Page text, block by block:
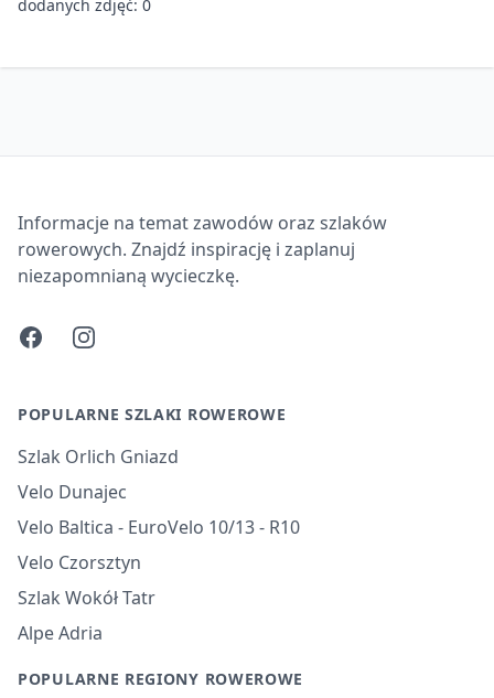
dodanych zdjęć: 0
Informacje na temat zawodów oraz szlaków
rowerowych. Znajdź inspirację i zaplanuj
niezapomnianą wycieczkę.
FacebookInstagram
POPULARNE SZLAKI ROWEROWE
Szlak Orlich Gniazd
Velo Dunajec
Velo Baltica - EuroVelo 10/13 - R10
Velo Czorsztyn
Szlak Wokół Tatr
Alpe Adria
POPULARNE REGIONY ROWEROWE